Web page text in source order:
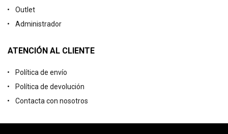
Outlet
Administrador
ATENCIÓN AL CLIENTE
Política de envío
Política de devolución
Contacta con nosotros